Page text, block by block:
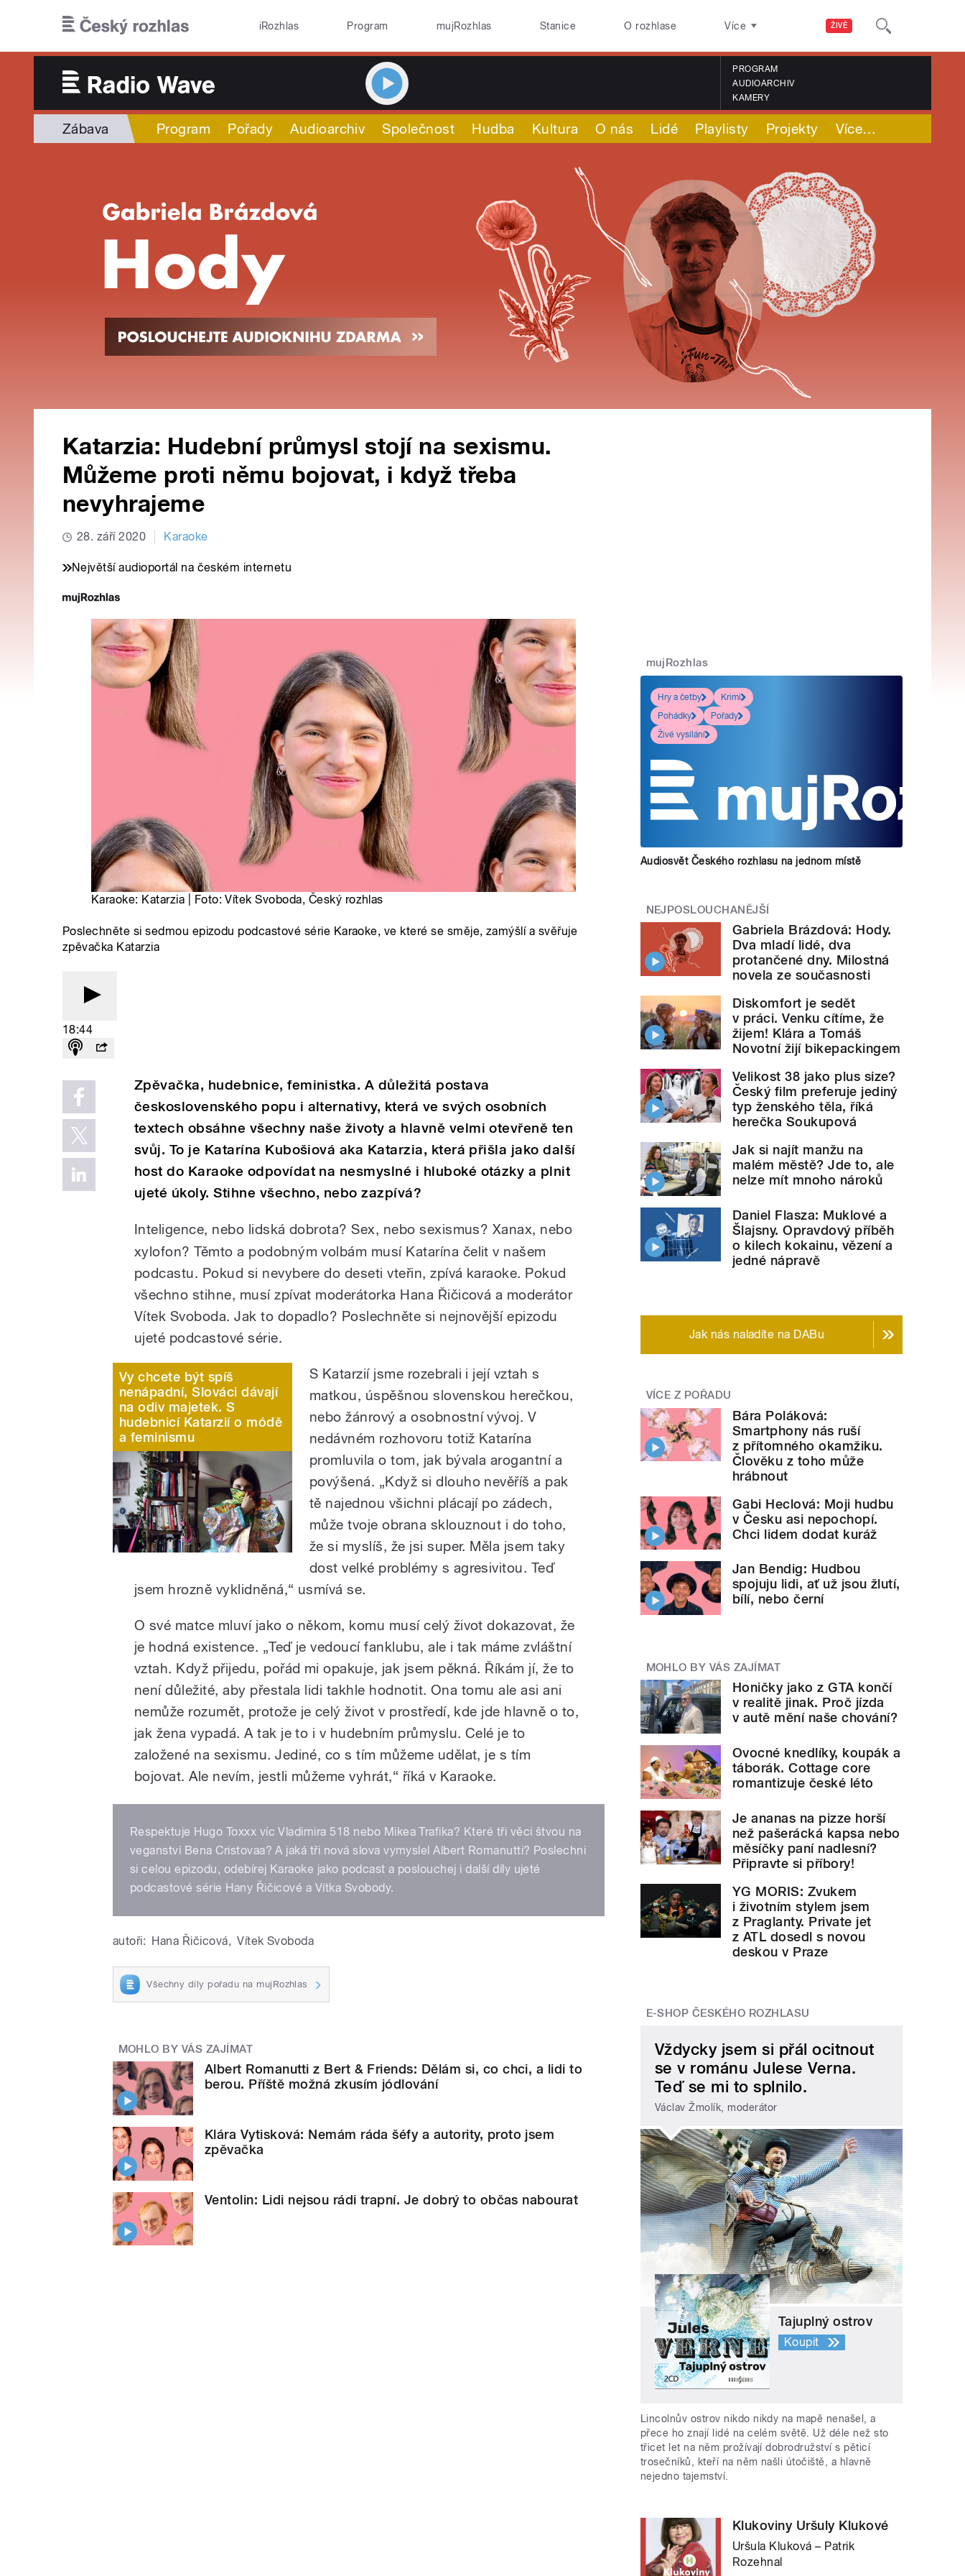
ŽIVĚ
iRozhlas Program mujRozhlas Stanice O rozhlase Více
PROGRAM
AUDIOARCHIV
KAMERY
Zábava Program Pořady Audioarchiv Společnost Hudba Kultura O nás Lidé Playlisty Projekty Více…
Katarzia: Hudební průmysl stojí na sexismu.
Můžeme proti němu bojovat, i když třeba
nevyhrajeme
28. září 2020 Karaoke
Největší audioportál na českém internetu
Karaoke: Katarzia | Foto: Vítek Svoboda, Český rozhlas
Poslechněte si sedmou epizodu podcastové série Karaoke, ve které se směje, zamýšlí a svěřuje
zpěvačka Katarzia
18:44
Zpěvačka, hudebnice, feministka. A důležitá postava
československého popu i alternativy, která ve svých osobních
textech obsáhne všechny naše životy a hlavně velmi otevřeně ten
svůj. To je Katarína Kubošiová aka Katarzia, která přišla jako další
host do Karaoke odpovídat na nesmyslné i hluboké otázky a plnit
ujeté úkoly. Stihne všechno, nebo zazpívá?
Inteligence, nebo lidská dobrota? Sex, nebo sexismus? Xanax, nebo
xylofon? Těmto a podobným volbám musí Katarína čelit v našem
podcastu. Pokud si nevybere do deseti vteřin, zpívá karaoke. Pokud
všechno stihne, musí zpívat moderátorka Hana Řičicová a moderátor
Vítek Svoboda. Jak to dopadlo? Poslechněte si nejnovější epizodu
ujeté podcastové série.
Vy chcete být spíš
nenápadní, Slováci dávají
na odiv majetek. S
hudebnicí Katarzií o módě
a feminismu
S Katarzií jsme rozebrali i její vztah s
matkou, úspěšnou slovenskou herečkou,
nebo žánrový a osobnostní vývoj. V
nedávném rozhovoru totiž Katarína
promluvila o tom, jak bývala arogantní a
povýšená. „Když si dlouho nevěříš a pak
tě najednou všichni plácají po zádech,
může tvoje obrana sklouznout i do toho,
že si myslíš, že jsi super. Měla jsem taky
dost velké problémy s agresivitou. Teď
jsem hrozně vyklidněná,“ usmívá se.
O své matce mluví jako o někom, komu musí celý život dokazovat, že
je hodná existence. „Teď je vedoucí fanklubu, ale i tak máme zvláštní
vztah. Když přijedu, pořád mi opakuje, jak jsem pěkná. Říkám jí, že to
není důležité, aby přestala lidi takhle hodnotit. Ona tomu ale asi ani
nemůže rozumět, protože je celý život v prostředí, kde jde hlavně o to,
jak žena vypadá. A tak je to i v hudebním průmyslu. Celé je to
založené na sexismu. Jediné, co s tím můžeme udělat, je s tím
bojovat. Ale nevím, jestli můžeme vyhrát,“ říká v Karaoke.
Respektuje Hugo Toxxx víc Vladimira 518 nebo Mikea Trafika? Které tři věci štvou na
veganství Bena Cristovaa? A jaká tři nová slova vymyslel Albert Romanutti? Poslechni
si celou epizodu, odebírej Karaoke jako podcast a poslouchej i další díly ujeté
podcastové série Hany Řičicové a Vítka Svobody.
autoři: Hana Řičicová, Vítek Svoboda
Všechny díly pořadu na mujRozhlas
MOHLO BY VÁS ZAJÍMAT
Albert Romanutti z Bert & Friends: Dělám si, co chci, a lidi to
berou. Příště možná zkusím jódlování
Klára Vytisková: Nemám ráda šéfy a autority, proto jsem
zpěvačka
Ventolin: Lidi nejsou rádi trapní. Je dobrý to občas nabourat
mujRozhlas
Hry a četby
Krimi
Pohádky
Pořady
Živé vysílání
Audiosvět Českého rozhlasu na jednom místě
NEJPOSLOUCHANĚJŠÍ
Gabriela Brázdová: Hody.
Dva mladí lidé, dva
protančené dny. Milostná
novela ze současnosti
Diskomfort je sedět
v práci. Venku cítíme, že
žijem! Klára a Tomáš
Novotní žijí bikepackingem
Velikost 38 jako plus size?
Český film preferuje jediný
typ ženského těla, říká
herečka Soukupová
Jak si najít manžu na
malém městě? Jde to, ale
nelze mít mnoho nároků
Daniel Flasza: Muklové a
Šlajsny. Opravdový příběh
o kilech kokainu, vězení a
jedné nápravě
Jak nás naladíte na DABu
VÍCE Z POŘADU
Bára Poláková:
Smartphony nás ruší
z přítomného okamžiku.
Člověku z toho může
hrábnout
Gabi Heclová: Moji hudbu
v Česku asi nepochopí.
Chci lidem dodat kuráž
Jan Bendig: Hudbou
spojuju lidi, ať už jsou žlutí,
bílí, nebo černí
MOHLO BY VÁS ZAJÍMAT
Honičky jako z GTA končí
v realitě jinak. Proč jízda
v autě mění naše chování?
Ovocné knedlíky, koupák a
táborák. Cottage core
romantizuje české léto
Je ananas na pizze horší
než pašerácká kapsa nebo
měsíčky paní nadlesní?
Připravte si příbory!
YG MORIS: Zvukem
i životním stylem jsem
z Praglanty. Private jet
z ATL dosedl s novou
deskou v Praze
E-SHOP ČESKÉHO ROZHLASU
Vždycky jsem si přál ocitnout
se v románu Julese Verna.
Teď se mi to splnilo.
Václav Žmolík, moderátor
Tajuplný ostrov
Koupit
Lincolnův ostrov nikdo nikdy na mapě nenašel, a
přece ho znají lidé na celém světě. Už déle než sto
třicet let na něm prožívají dobrodružství s pěticí
trosečníků, kteří na něm našli útočiště, a hlavně
nejedno tajemství.
Klukoviny Uršuly Klukové
Uršula Kluková – Patrik
Rozehnal